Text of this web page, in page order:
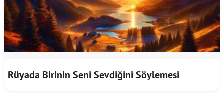
Rüyada Birinin Seni Sevdiğini Söylemesi